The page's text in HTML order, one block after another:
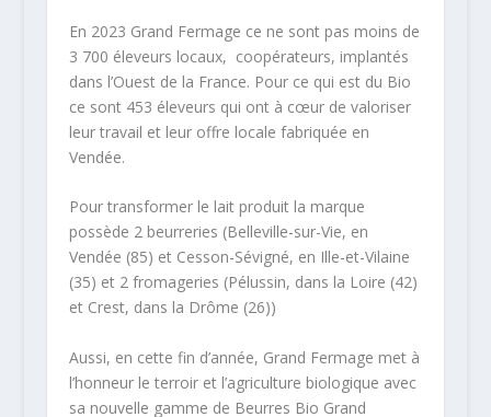
En 2023 Grand Fermage ce ne sont pas moins de
3 700 éleveurs locaux, coopérateurs, implantés
dans l’Ouest de la France. Pour ce qui est du Bio
ce sont 453 éleveurs qui ont à cœur de valoriser
leur travail et leur offre locale fabriquée en
Vendée.
Pour transformer le lait produit la marque
possède 2 beurreries (Belleville-sur-Vie, en
Vendée (85) et Cesson-Sévigné, en Ille-et-Vilaine
(35) et 2 fromageries (Pélussin, dans la Loire (42)
et Crest, dans la Drôme (26))
Aussi, en cette fin d’année, Grand Fermage met à
l’honneur le terroir et l’agriculture biologique avec
sa nouvelle gamme de Beurres Bio Grand